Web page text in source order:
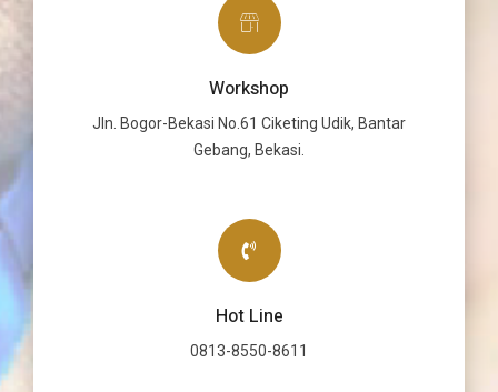
Workshop
Jln. Bogor-Bekasi No.61 Ciketing Udik, Bantar
Gebang, Bekasi.
Hot Line
0813-8550-8611